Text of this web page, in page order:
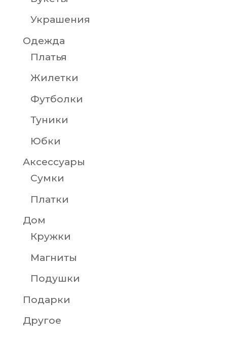
Украшения
Одежда
Платья
Жилетки
Футболки
Туники
Юбки
Аксессуары
Сумки
Платки
Дом
Кружки
Магниты
Подушки
Подарки
Другое